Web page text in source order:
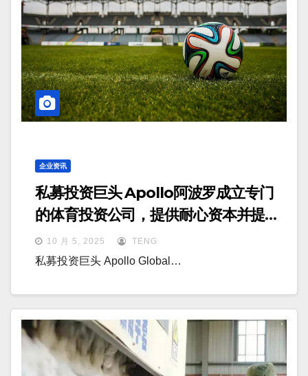
企业资讯
私募投资巨头 Apollo阿波罗成立专门
的体育投资公司，提供耐心资本并提升
战略价值
10 月 5, 2025 TENG
私募投资巨头 Apollo Global…